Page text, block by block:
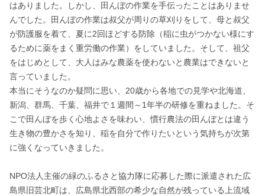
はありました。しかし、田んぼの作業を手伝ったことはありませ
んでした。田んぼの作業は叔父が周りの草刈りをして、母と叔父
が防護服を着て、夏に2回ほどする防除（稲に虫がつかない様にす
るために薬をまく重労働の作業）をしていました。そして、祖父
をはじめとして、大人はみな農薬を使わないと農業はできないと
言っていました。
本当にそうなのか疑問に思い、20歳から各地での見学や北海道、
新潟、群馬、千葉、福井で１週間～1年半の研修を重ねました。そ
こで田んぼを歩く心地よさを味わい、慣行農法の田んぼとは違う
生き物の豊かさを知り、稲を自分で作りたいという気持ちが次第
に強くなっていきました。
NPO法人主催の緑のふるさと協力隊に応募した際に派遣された広
島県旧芸北町は、広島県北西部の希少な自然が残っている上流域